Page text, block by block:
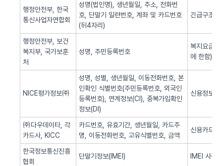
행정안전부, 한국
통신사업자연합회
성명(법인명), 생년월일, 주소, 전화번
호, 단말기 일련번호, 계좌 및 카드번호
(뒤4자리)
긴급구조(
행정안전부, 보건
복지부, 국가보훈
처
성명, 주민등록번호
복지요금
에 한함)
NICE평가정보㈜
성명, 성별, 생년월일, 이동전화번호, 본
인확인 식별번호(주민등록번호, 외국인
등록번호), 연계정보(CI), 중복가입확인
정보(DI)
신용정보
㈜다우데이타, 각
카드사, KICC
카드번호, 유효기간, 생년월일, 카드주
명, 이동전화번호, 고유식별번호, 금액
신용카드
한국정보통신진흥
협회
단말기정보(IMEI) IMEI 사전